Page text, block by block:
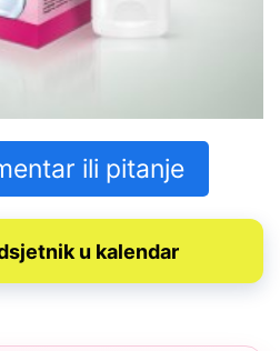
ili pitanje
u kalendar